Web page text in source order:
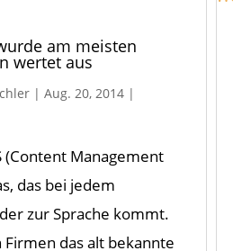
am meisten
wertet aus
| Aug. 20, 2014|
(Content Management
das bei jedem
zur Sprache kommt.
das alt bekannte